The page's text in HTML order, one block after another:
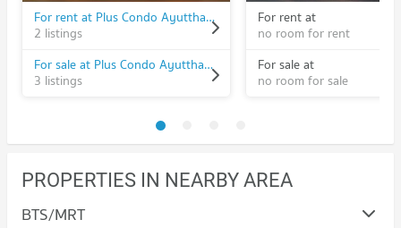
For rent at Plus Condo Ayutthaya Park
2 listings
For sale at Plus Condo Ayutthaya Park
3 listings
For rent at
no room for rent
For sale at
no room for sale
PROPERTIES IN NEARBY AREA
BTS/MRT